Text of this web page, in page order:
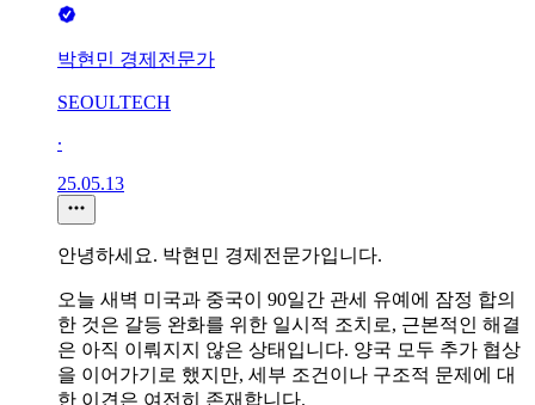
박현민 경제전문가
SEOULTECH
∙
25.05.13
안녕하세요. 박현민 경제전문가입니다.
오늘 새벽 미국과 중국이 90일간 관세 유예에 잠정 합의
한 것은 갈등 완화를 위한 일시적 조치로, 근본적인 해결
은 아직 이뤄지지 않은 상태입니다. 양국 모두 추가 협상
을 이어가기로 했지만, 세부 조건이나 구조적 문제에 대
한 이견은 여전히 존재합니다.